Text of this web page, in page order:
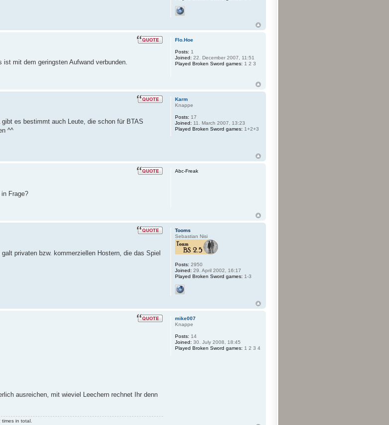
mit dem geringsten Aufwand verbunden.
Flo.Hoe
Posts: 1
Joined: 22. December 2007, 11:51
Played Broken Sword games: 1 2 3
es bestimmt auch Leute, die schon für BTAS
^^
Karm
Knappe
Posts: 17
Joined: 11. March 2007, 13:23
Played Broken Sword games: 1+2+3
Frage?
Abc-Freak
privaten bzw. kommerziellen Hostern, die das Spiel
Tooms
Sebastian Nisi
Posts: 2950
Joined: 29. April 2002, 16:17
Played Broken Sword games: 1-3
ausreichen, mit wieviel Leechern rechnet Ihr denn
in total.
mike007
Knappe
Posts: 14
Joined: 30. July 2008, 18:45
Played Broken Sword games: 1 2 3 4